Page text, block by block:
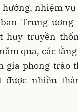
nhiệm
Trung ương
huy truyền
qua, các
gia phong trào
được nhiều